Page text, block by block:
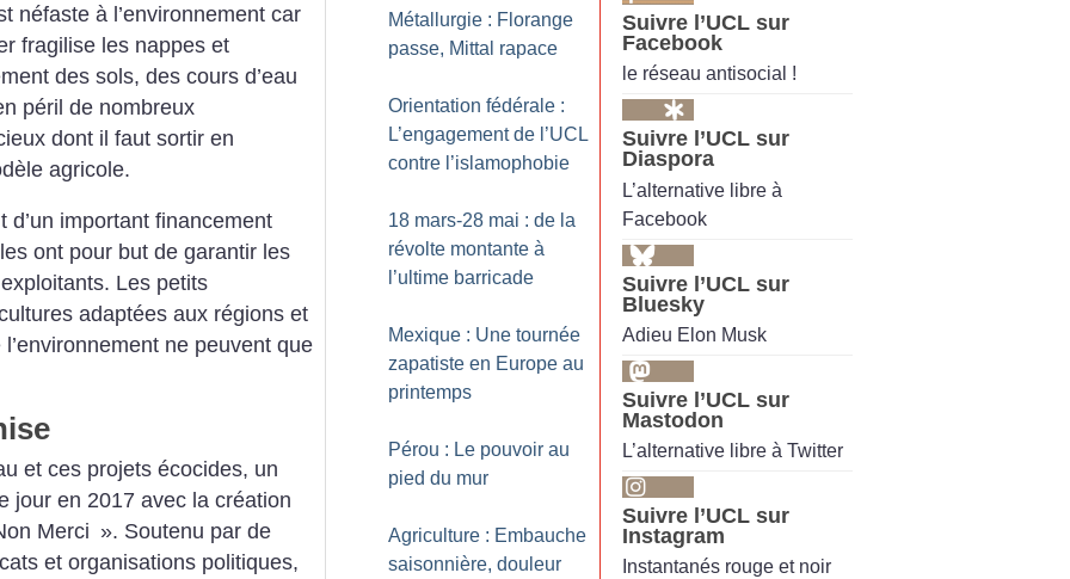
néfaste à l’environnement car
fragilise les nappes et
des sols, des cours d’eau
péril de nombreux
dont il faut sortir en
agricole.
important financement
ont pour but de garantir les
Les petits
adaptées aux régions et
ne peuvent que
et ces projets écocides, un
jour en 2017 avec la création
Merci ». Soutenu par de
et organisations politiques,
Métallurgie : Florange
passe, Mittal rapace
Orientation fédérale :
L’engagement de l’UCL
contre l’islamophobie
18 mars-28 mai : de la
révolte montante à
l’ultime barricade
Mexique : Une tournée
zapatiste en Europe au
printemps
Pérou : Le pouvoir au
pied du mur
Agriculture : Embauche
saisonnière, douleur
Suivre l’UCL sur
Facebook
le réseau antisocial !
Suivre l’UCL sur
Diaspora
L’alternative libre à
Facebook
Suivre l’UCL sur
Bluesky
Adieu Elon Musk
Suivre l’UCL sur
Mastodon
L’alternative libre à Twitter
Suivre l’UCL sur
Instagram
Instantanés rouge et noir